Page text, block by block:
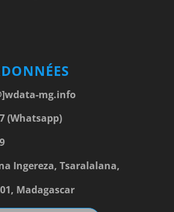
mg.info
(Whatsapp)
Ingereza, Tsaralalana,
Madagascar